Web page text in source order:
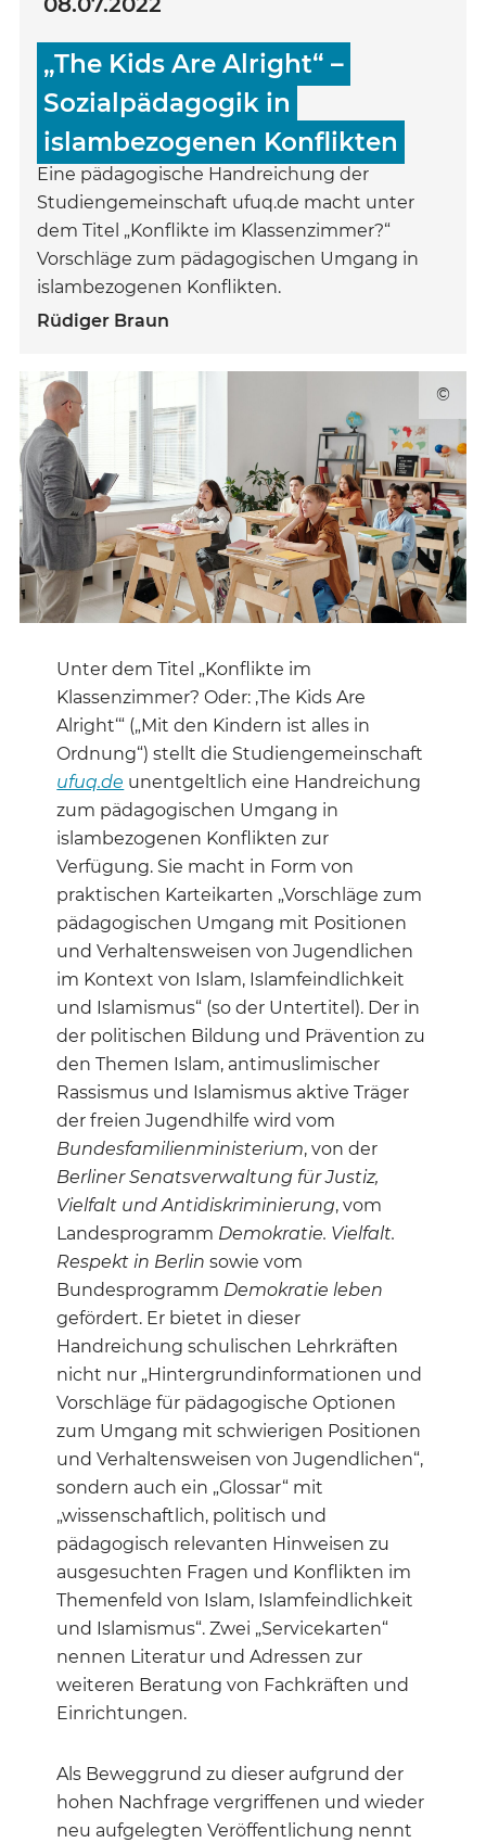
„The Kids Are Alright“ –
Sozialpädagogik in
islambezogenen Konflikten
Eine pädagogische Handreichung der
Studiengemeinschaft ufuq.de macht unter
dem Titel „Konflikte im Klassenzimmer?“
Vorschläge zum pädagogischen Umgang in
islambezogenen Konflikten.
Rüdiger Braun
©
Unter dem Titel „Konflikte im
Klassenzimmer? Oder: ‚The Kids Are
Alright‘“ („Mit den Kindern ist alles in
Ordnung“) stellt die Studiengemeinschaft
ufuq.de unentgeltlich eine Handreichung
zum pädagogischen Umgang in
islambezogenen Konflikten zur
Verfügung. Sie macht in Form von
praktischen Karteikarten „Vorschläge zum
pädagogischen Umgang mit Positionen
und Verhaltensweisen von Jugendlichen
im Kontext von Islam, Islamfeindlichkeit
und Islamismus“ (so der Untertitel). Der in
der politischen Bildung und Prävention zu
den Themen Islam, antimuslimischer
Rassismus und Islamismus aktive Träger
der freien Jugendhilfe wird vom
Bundesfamilienministerium, von der
Berliner Senatsverwaltung für Justiz,
Vielfalt und Antidiskriminierung, vom
Landesprogramm Demokratie. Vielfalt.
Respekt in Berlin sowie vom
Bundesprogramm Demokratie leben
gefördert. Er bietet in dieser
Handreichung schulischen Lehrkräften
nicht nur „Hintergrundinformationen und
Vorschläge für pädagogische Optionen
zum Umgang mit schwierigen Positionen
und Verhaltensweisen von Jugendlichen“,
sondern auch ein „Glossar“ mit
„wissenschaftlich, politisch und
pädagogisch relevanten Hinweisen zu
ausgesuchten Fragen und Konflikten im
Themenfeld von Islam, Islamfeindlichkeit
und Islamismus“. Zwei „Servicekarten“
nennen Literatur und Adressen zur
weiteren Beratung von Fachkräften und
Einrichtungen.
Als Beweggrund zu dieser aufgrund der
hohen Nachfrage vergriffenen und wieder
neu aufgelegten Veröffentlichung nennt